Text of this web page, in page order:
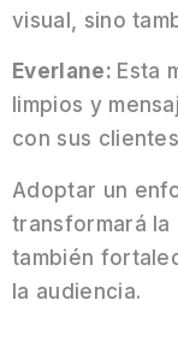
visual, sino
Everlane: Esta
limpios y
con sus
Adoptar un
transformará la
también
la audiencia.